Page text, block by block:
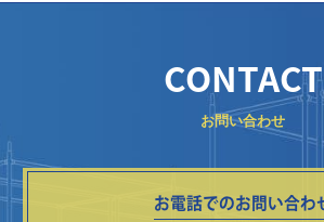
CONTACT
お問い合わせ
お電話でのお問い合わ